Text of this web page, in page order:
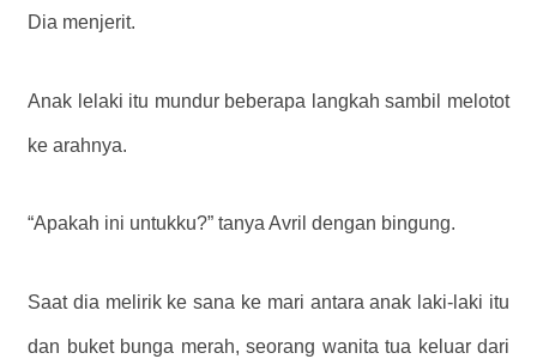
Dia menjerit.
Anak lelaki itu mundur beberapa langkah sambil melotot
ke arahnya.
“Apakah ini untukku?” tanya Avril dengan bingung.
Saat dia melirik ke sana ke mari antara anak laki-laki itu
dan buket bunga merah, seorang wanita tua keluar dari